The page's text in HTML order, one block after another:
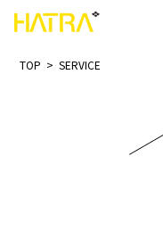
TOP >SERVICE